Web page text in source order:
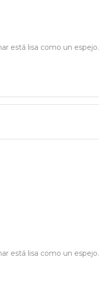
está lisa como un espejo.
está lisa como un espejo.